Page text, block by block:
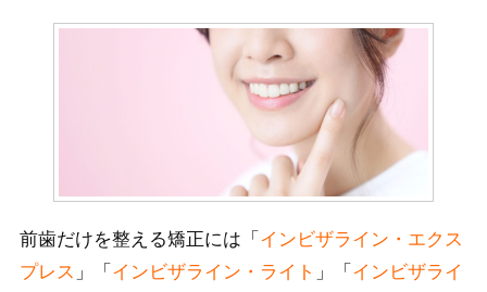
前歯だけを整える矯正には「 インビザライン・エクス
プレス 」「 インビザライン・ライト 」「 インビザライ